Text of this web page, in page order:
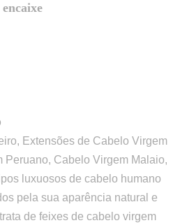
Extensões de Cabelo Virgem
Peruano, Cabelo Virgem Malaio,
luxuosos de cabelo humano
pela sua aparência natural e
de feixes de cabelo virgem